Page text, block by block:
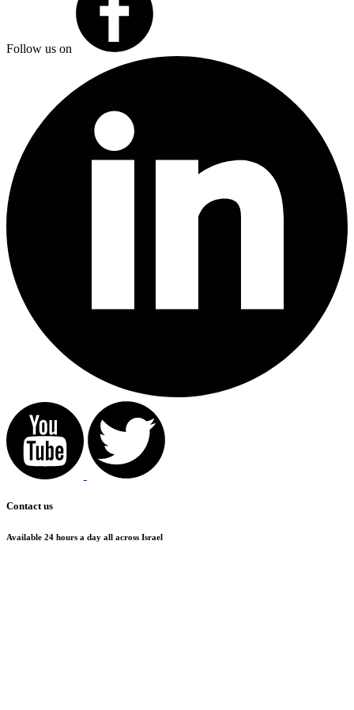
Follow us on
Contact us
Available 24 hours a day all across Israel